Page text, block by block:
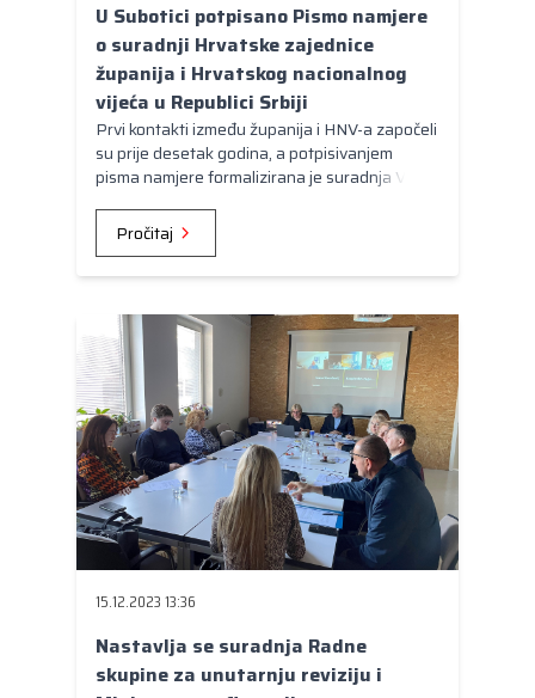
U Subotici potpisano Pismo namjere
o suradnji Hrvatske zajednice
županija i Hrvatskog nacionalnog
vijeća u Republici Srbiji
Prvi kontakti između županija i HNV-a započeli
su prije desetak godina, a potpisivanjem
pisma namjere formalizirana je suradnja Vijeća
zajedničkog rada na poboljšanju kvalitete
života Hrvata u Vojvodini.
Pročitaj
15.12.2023 13:36
Nastavlja se suradnja Radne
skupine za unutarnju reviziju i